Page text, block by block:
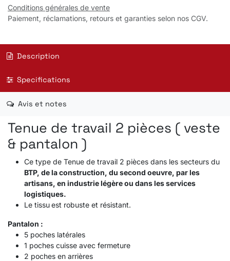
Conditions générales de vente
Paiement, réclamations, retours et garanties selon nos CGV.
Description
Specifications
Avis et notes
Tenue de travail 2 pièces ( veste
& pantalon )
Ce type de Tenue de travail 2 pièces dans les secteurs du
BTP, de la construction, du second oeuvre, par les
artisans, en industrie légère ou dans les services
logistiques.
Le tissuest robuste et résistant.
Pantalon :
5 poches latérales
1 poches cuisse avec fermeture
2 poches en arrières